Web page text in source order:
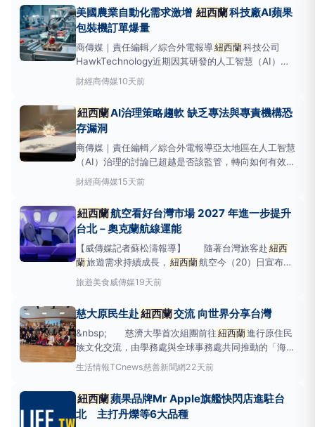
來一群身材火辣的比基尼辣妹與肌肉猛男拍攝性
美國農業自動化需求激增 紐西蘭科技廠AI蘋果
包裝機訂單爆量
商傳媒｜責任編輯／綜合外電報導紐西蘭科技公司
HawkTechnology近期因其研發的人工智慧（AI）蘋
果包裝機器人，成功在美國市場掀起熱潮，訂單量甚至
已遠超出其目前的製造能力。這些高效能機器人主要銷
場需求。HawkTechn
財經商傳媒10天前
紐西蘭AI治理策略趨軟 缺乏專法與專責機構恐
存漏洞
商傳媒｜責任編輯／綜合外電報導亞太地區在人工智慧
（AI）治理的討論已超越是否該監管，轉向如何有效執
行治理、展現可靠性並建立公眾信任。然而，
《Iapp.org》報導指出，相較於區域領先者新加坡，
規、專責監管機構，以及針對AI廣泛制定的相關法案。
財經商傳媒15天前
紐西蘭航空看好台灣市場 2027 年進一步提升
台北－奧克蘭航線運能
【威傳媒記者蘇松濤報導】 隨著台灣旅客赴紐西
蘭旅遊需求持續成長， 紐西蘭航空今（20）日宣布，
將於2027年第一季進一步提升台北－奧克蘭航線運
能，於寒假及春節旅遊旺季提供最高每日一班直飛服
長期信心。紐西蘭航空紮耕台灣市場，並即將在今年
底邁
旅遊美食威傳媒19天前
慈大原民生赴紐西蘭交流 向世界分享台灣
&nbsp; 慈濟大學首次組團前往紐西蘭進行原住民
族文化交流，由學務處與全球事務處共同推動的「海為
路・慈心行：原住民族教育文化推展暨氣候行動國際交
流」活動，在原住民族學生資源中心主任李婉婷帶領
蘭奧克蘭，透過毛利文化參訪、原住民族生態智慧展
覽、樂
生活情報TCnews慈善新聞網22天前
紐西蘭蘋果品牌Mr Apple旗艦快閃店進駐台
北 主打丹爍等6大品種